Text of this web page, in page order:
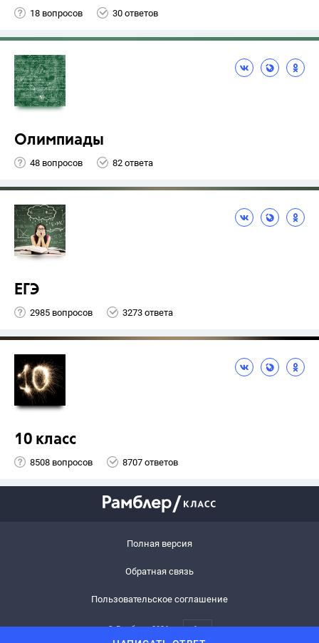
18 вопросов 30 ответов
Олимпиады
48 вопросов 82 ответа
ЕГЭ
2985 вопросов 3273 ответа
10 класс
8508 вопросов 8707 ответов
Полная версия
Обратная связь
Пользовательское соглашение
© Рамблер,2026 6+